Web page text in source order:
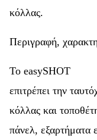
κόλλας.
Περιγραφή,
Το easySHOT
επιτρέπει την
κόλλας και
πάνελ, εξαρτήματα